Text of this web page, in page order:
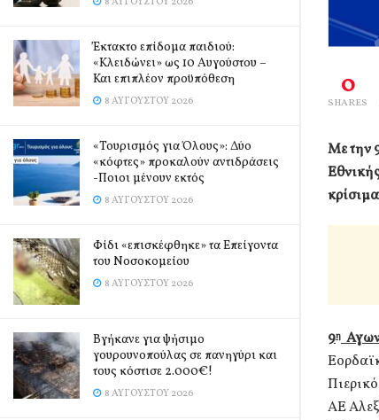
Έκτακτο επίδομα παιδιού:
«Κλειδώνει» ως 10 Αυγούστου –
Και επιπλέον προϋπόθεση
8 ΑΥΓΟΎΣΤΟΥ 2026
«Τουρισμός για Όλους»: Δύο
«κόφτες» προκαλούν αντιδράσεις
-Ποιοι μένουν εκτός
8 ΑΥΓΟΎΣΤΟΥ 2026
Φίδι «επισκέφθηκε» τα Επείγοντα
του Νοσοκομείου
8 ΑΥΓΟΎΣΤΟΥ 2026
Βγήκανε για ψήσιμο
γουρουνοπούλας σε πανηγύρι και
τους κόστισε 2.000€!
8 ΑΥΓΟΎΣΤΟΥ 2026
0
SHARES
Με την
9η
ΑΕ